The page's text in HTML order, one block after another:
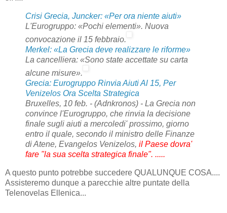
Crisi Grecia, Juncker: «Per ora niente aiuti»
L'Eurogruppo: «Pochi elementi». Nuova
convocazione il 15 febbraio.
Merkel: «La Grecia deve realizzare le riforme»
La cancelliera: «Sono state accettate su carta
alcune misure».
Grecia: Eurogruppo Rinvia Aiuti Al 15, Per
Venizelos Ora Scelta Strategica
Bruxelles, 10 feb. - (Adnkronos) - La Grecia non
convince l'Eurogruppo, che rinvia la decisione
finale sugli aiuti a mercoledi' prossimo, giorno
entro il quale, secondo il ministro delle Finanze
di Atene, Evangelos Venizelos, il Paese dovra'
fare "la sua scelta strategica finale". .....
A questo punto potrebbe succedere QUALUNQUE COSA....
Assisteremo dunque a parecchie altre puntate della
Telenovelas Ellenica...